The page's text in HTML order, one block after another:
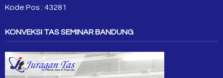
Kode Pos : 43281
KONVEKSI TAS SEMINAR BANDUNG